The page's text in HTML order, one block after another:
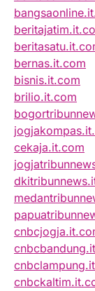
bernas.it.com
bisnis.it.com
brilio.it.com
cekaja.it.com